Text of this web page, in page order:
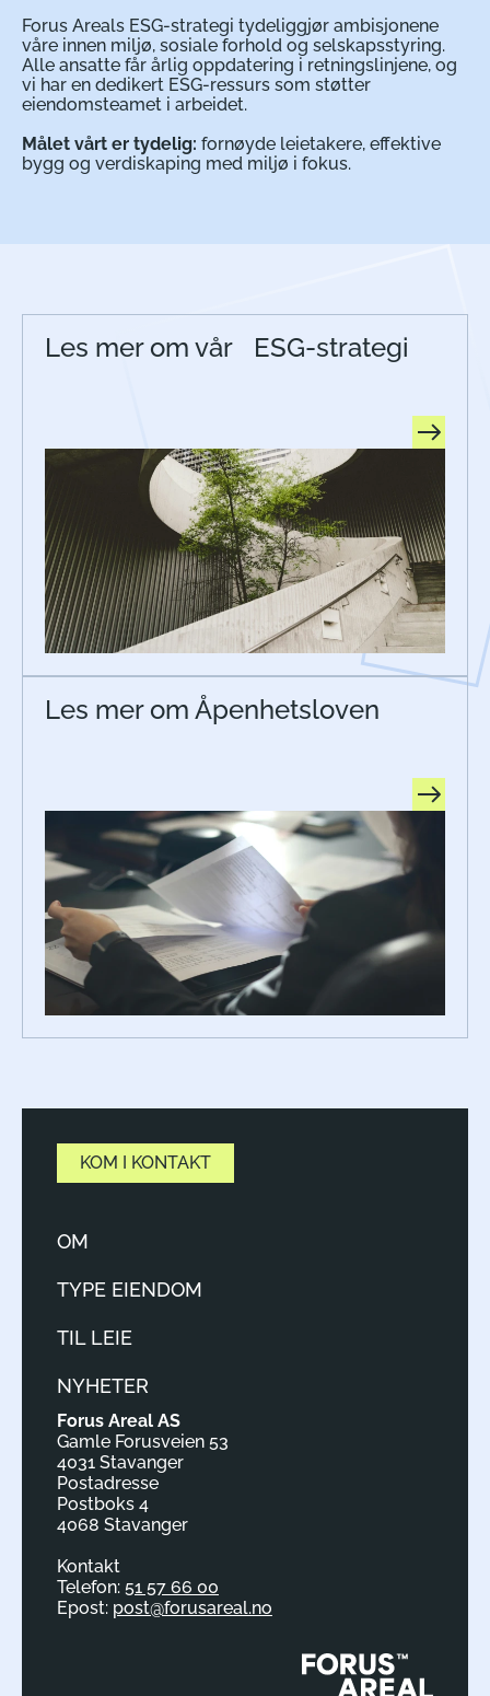
Forus Areals ESG-strategi tydeliggjør ambisjonene
våre innen miljø, sosiale forhold og selskapsstyring.
Alle ansatte får årlig oppdatering i retningslinjene, og
vi har en dedikert ESG-ressurs som støtter
eiendomsteamet i arbeidet.
Målet vårt er tydelig: fornøyde leietakere, effektive
bygg og verdiskaping med miljø i fokus.
Les mer om vår ESG-strategi
Les mer om Åpenhetsloven
KOM I KONTAKT
OM
TYPE EIENDOM
TIL LEIE
NYHETER
Forus Areal AS
Gamle Forusveien 53
4031 Stavanger
Postadresse
Postboks 4
4068 Stavanger
Kontakt
Telefon: 51 57 66 00
Epost: post@forusareal.no